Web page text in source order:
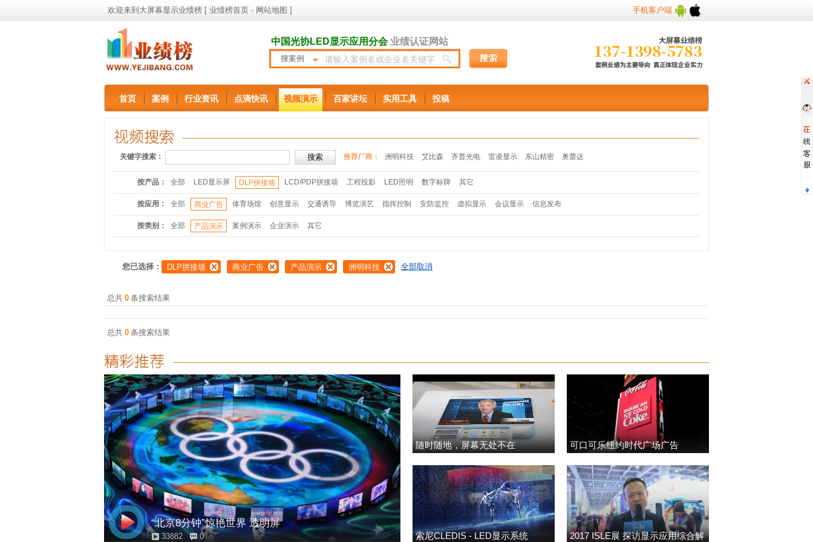
欢迎来到大屏幕显示业绩榜 [ 业绩榜首页 - 网站地图 ] 手机客户端
中国光协LED显示应用分会业绩认证网站
搜案例
首页 案例 行业资讯 点滴快讯 视频演示 百家讲坛 实用工具 投稿
关键字搜索： 推荐厂商： 洲明科技 艾比森 齐普光电 雷凌显示 东山精密 奥蕾达
按产品： 全部 LED显示屏 DLP拼接墙 LCD/PDP拼接墙 工程投影 LED照明 数字标牌 其它
按应用： 全部 商业广告 体育场馆 创意显示 交通诱导 博览演艺 指挥控制 安防监控 虚拟显示 会议显示 信息发布
按类别： 全部 产品演示 案例演示 企业演示 其它
您已选择： DLP拼接墙 商业广告 产品演示 洲明科技 全部取消
总共 0 条搜索结果
总共 0 条搜索结果
“北京8分钟”惊艳世界 透明屏
33882 0
随时随地，屏幕无处不在 可口可乐纽约时代广场广告
索尼CLEDIS - LED显示系统 2017 ISLE展 探访显示应用综合解